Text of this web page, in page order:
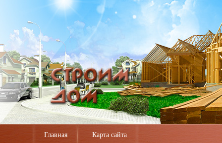
Главная Карта сайта